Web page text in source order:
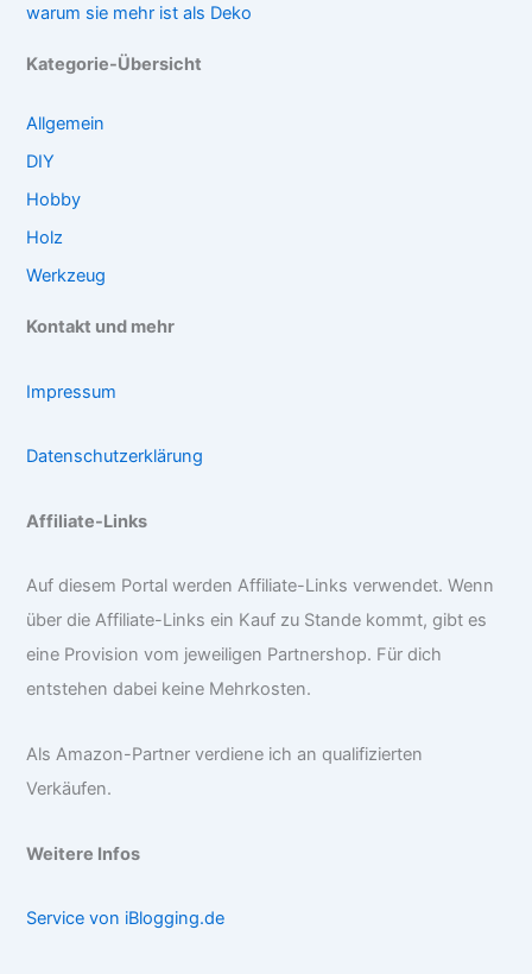
warum sie mehr ist als Deko
Kategorie-Übersicht
Allgemein
DIY
Hobby
Holz
Werkzeug
Kontakt und mehr
Impressum
Datenschutzerklärung
Affiliate-Links
Auf diesem Portal werden Affiliate-Links verwendet. Wenn
über die Affiliate-Links ein Kauf zu Stande kommt, gibt es
eine Provision vom jeweiligen Partnershop. Für dich
entstehen dabei keine Mehrkosten.
Als Amazon-Partner verdiene ich an qualifizierten
Verkäufen.
Weitere Infos
Service von iBlogging.de